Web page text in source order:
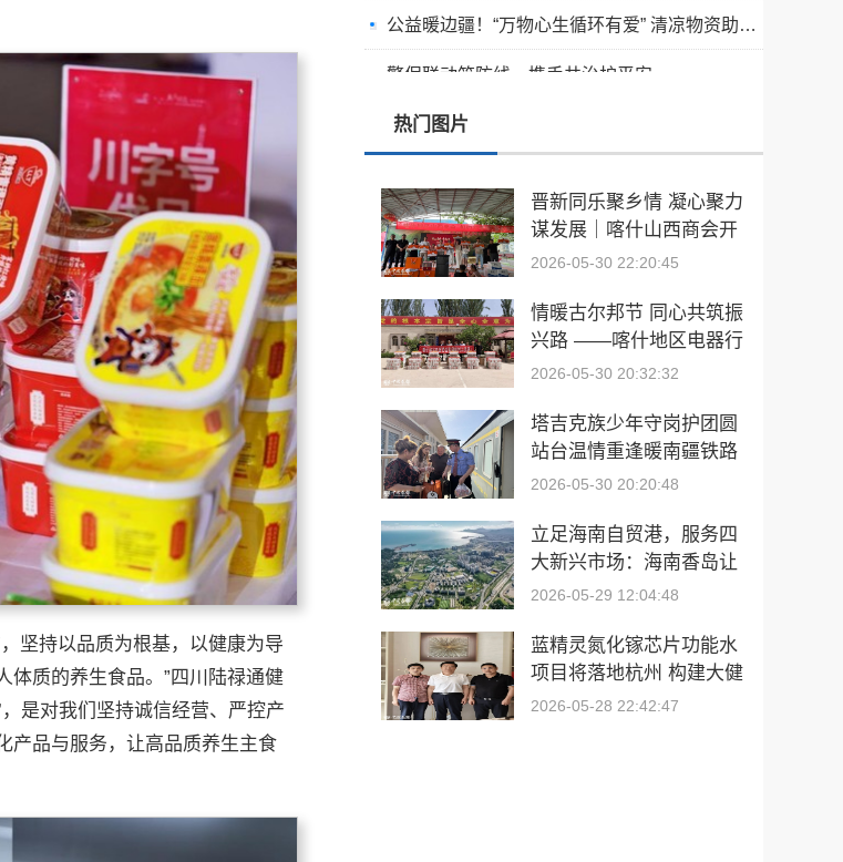
坚持以品质为根基，以健康为导
体质的养生食品。”四川陆禄通健
是对我们坚持诚信经营、严控产
产品与服务，让高品质养生主食
警保联动筑防线，携手共治护平安
江西省国防文化陶瓷艺术书画院院长——“胡涂”大师陶瓷艺术鉴赏
党建领航暖民心 古尔邦节慰问传温情
热门图片
晋新同乐聚乡情 凝心聚力
谋发展｜喀什山西商会开
展嘉年华团建活动
2026-05-30 22:20:45
情暖古尔邦节 同心共筑振
兴路 ——喀什地区电器行
业协会慰问驻村工作队
2026-05-30 20:32:32
塔吉克族少年守岗护团圆
站台温情重逢暖南疆铁路
2026-05-30 20:20:48
立足海南自贸港，服务四
大新兴市场：海南香岛让
真实交易顺畅抵达中国供
2026-05-29 12:04:48
蓝精灵氮化镓芯片功能水
项目将落地杭州 构建大健
康产学研全产业链新格局
2026-05-28 22:42:47